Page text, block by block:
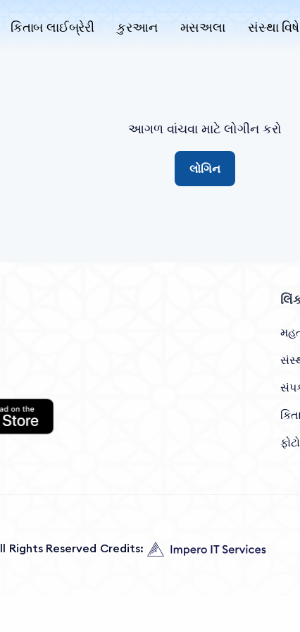
કિતાબ લાઈબ્રેરી કુરઆન મસઅલા સંસ્થા વિષે
આગળ વાંચવા માટે લોગીન કરો
લોગિન
Rights Reserved Credits: